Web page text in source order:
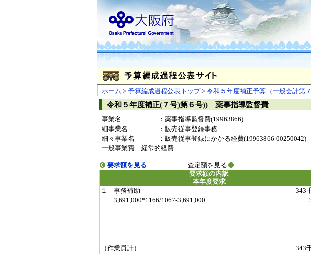
ホーム > 予算編成過程公表トップ> 令和５年度補正予算（一般会計第
令和５年度補正(７号)第６号)) 薬事指導監督費
事業名 ：薬事指導監督費(19963866)
細事業名
：販売従事登録事務
細々事業名
：販売従事登録にかかる経費(19963866-00250042)
一般事業費 経常的経費
要求額を見る 査定額を見る
要求額の内訳
本年度要求
１ 事務補助
343
3,691,000*1166/1067-3,691,000
（作業員計） 343